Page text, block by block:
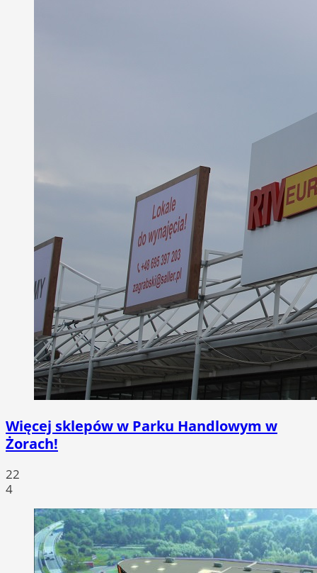
Więcej sklepów w Parku Handlowym w
Żorach!
22
4